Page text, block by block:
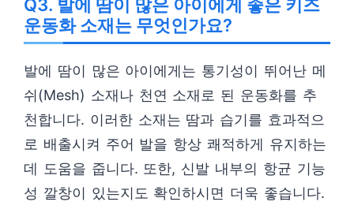
Q3. 발에 땀이 많은 아이에게 좋은 키즈
운동화 소재는 무엇인가요?
발에 땀이 많은 아이에게는 통기성이 뛰어난 메
쉬(Mesh) 소재나 천연 소재로 된 운동화를 추
천합니다. 이러한 소재는 땀과 습기를 효과적으
로 배출시켜 주어 발을 항상 쾌적하게 유지하는
데 도움을 줍니다. 또한, 신발 내부의 항균 기능
성 깔창이 있는지도 확인하시면 더욱 좋습니다.